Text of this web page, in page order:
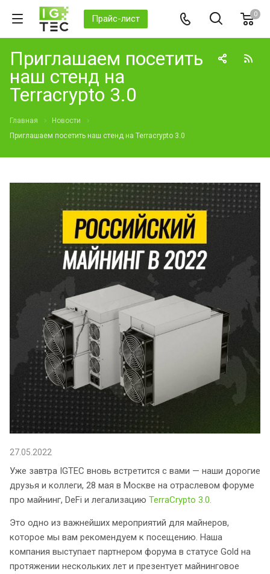
Прайс-лист 0
Приглашаем посетить
наш стенд на
Terracrypto 3.0
Главная
Новости
Приглашаем посетить наш стенд на Terracrypto 3.0
27.05.2022
Уже завтра IGTEC вновь встретится с вами — наши дорогие
друзья и коллеги, 28 мая в Москве на отраслевом форуме
про майнинг, DeFi и легализацию TerraCrypto 3.0.
Это одно из важнейших мероприятий для майнеров,
которое мы вам рекомендуем к посещению. Наша
компания выступает партнером форума в статусе Gold на
протяжении нескольких лет и презентует майнинговое